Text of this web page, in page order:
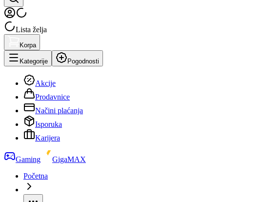
Lista želja
Korpa
Kategorije Pogodnosti
Akcije
Prodavnice
Načini plaćanja
Isporuka
Karijera
Gaming
GigaMAX
Početna